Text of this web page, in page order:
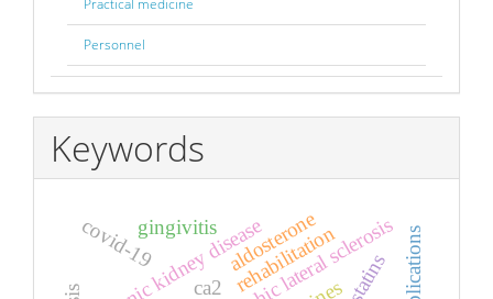
Practical medicine
Personnel
Keywords
ca2
chronic kidney disease
covid-19 rehabilitation
aldosterone
gingivitis applications
statins